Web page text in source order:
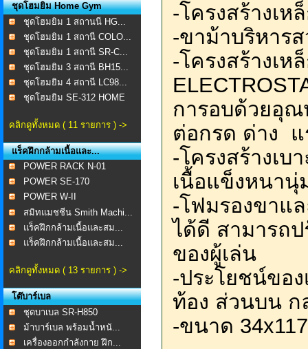
ชุดโฮมยิม Home Gym
ชุดโฮมยิม 1 สถานนี HG...
ชุดโฮมยิม 1 สถานี COLO...
ชุดโฮมยิม 1 สถานี SR-C...
ชุดโฮมยิม 3 สถานี BH15...
ชุดโฮมยิม 4 สถานี LC98...
ชุดโฮมยิม SE-312 HOME
คลิกดูทั้งหมด ( 11 รายการ ) ->
แร็คฝึกกล้ามเนื้อและ...
POWER RACK N-01
POWER SE-170
POWER W-II
สมิทแมชชีน Smith Machi...
แร็คฝึกกล้ามเนื้อและสม...
แร็คฝึกกล้ามเนื้อและสม...
คลิกดูทั้งหมด ( 13 รายการ ) ->
โต๊บาร์เบล
ชุดบาเบล SR-H850
ม้าบาร์เบล พร้อมน้ำหนั...
เครื่องออกกำลังกาย ฝึก...
-โครงสร้างเ
-ขาม้าบริหาร
-โครงสร้างเห
การอบด้วยอุณ
ต่อกรด ด่าง แ
-โครงสร้างเ
เนื้อแข็งหนานุ่
-โฟมรองขาแ
ได้ดี สามารถ
ของผู้เล่น
-ประโยชน์ขอ
ท้อง ส่วนบน ก
-ขนาด